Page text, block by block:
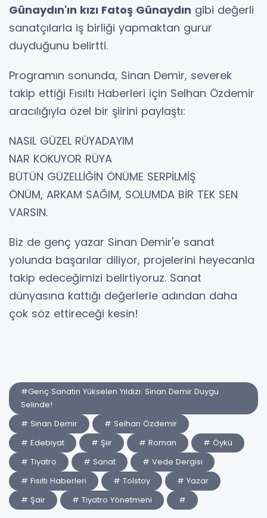
Günaydın'ın kızı Fatoş Günaydın gibi değerli
sanatçılarla iş birliği yapmaktan gurur
duyduğunu belirtti.
Programın sonunda, Sinan Demir, severek
takip ettiği Fısıltı Haberleri için Selhan Özdemir
aracılığıyla özel bir şiirini paylaştı:
NASIL GÜZEL RÜYADAYIM
NAR KOKUYOR RÜYA
BÜTÜN GÜZELLİĞİN ÖNÜME SERPİLMİŞ
ÖNÜM, ARKAM SAĞIM, SOLUMDA BİR TEK SEN
VARSIN.
Biz de genç yazar Sinan Demir'e sanat
yolunda başarılar diliyor, projelerini heyecanla
takip edeceğimizi belirtiyoruz. Sanat
dünyasına kattığı değerlerle adından daha
çok söz ettireceği kesin!
#Genç Sanatın Yükselen Yıldızı: Sinan Demir Duygu
Selinde!
# Sinan Demir
# Selhan Özdemir
# Edebiyat
# Şiir # Roman
# Öykü
# Tiyatro
# Sanat
# Vede Dergisi
# Fısıltı Haberleri
# Tolstoy
# Yazar
# Şair
# Tiyatro Yönetmeni #